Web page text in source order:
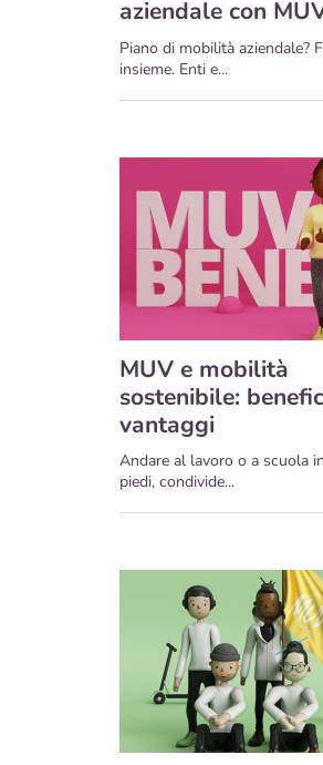
aziendale con
Piano di mobilità aziendale?
insieme. Enti e...
MUV e mobilità
sostenibile:
vantaggi
Andare al lavoro o a scuola
piedi, condivide...